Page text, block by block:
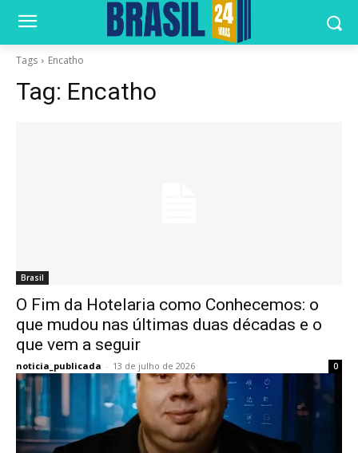
Tags Encatho
Tag: Encatho
Brasil
O Fim da Hotelaria como Conhecemos: o
que mudou nas últimas duas décadas e o
que vem a seguir
noticia_publicada - 13 de julho de 2026 0